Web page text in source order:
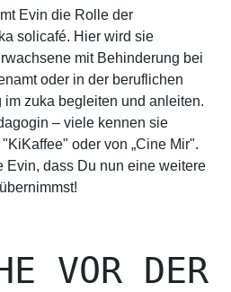
Evin die Rolle der
solicafé. Hier wird sie
mit Behinderung bei
oder in der beruflichen
zuka begleiten und anleiten.
– viele kennen sie
oder von „Cine Mir".
Evin, dass Du nun eine weitere
VOR DER